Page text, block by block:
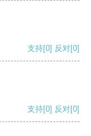
支持[0] 反对[0]
支持[0] 反对[0]